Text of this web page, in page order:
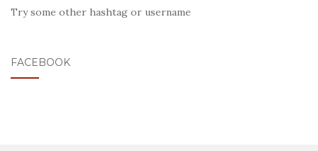
Try some other hashtag or username
FACEBOOK